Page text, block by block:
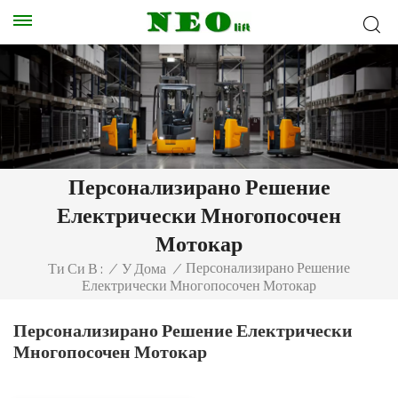
Персонализирано Решение
Електрически Многопосочен
Мотокар
Ти Си В : / У Дома / Персонализирано Решение
Електрически Многопосочен Мотокар
Персонализирано Решение Електрически
Многопосочен Мотокар